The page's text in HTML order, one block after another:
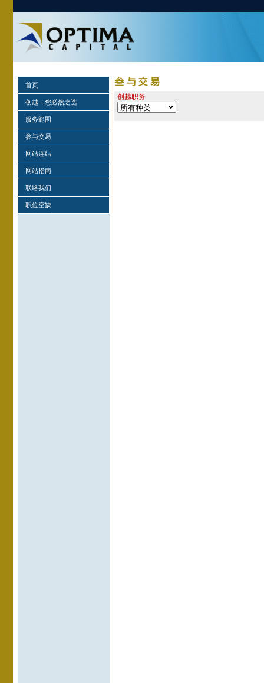
首页
创越 – 您必然之选
服务範围
参与交易
网站连结
网站指南
联络我们
职位空缺
创越职务